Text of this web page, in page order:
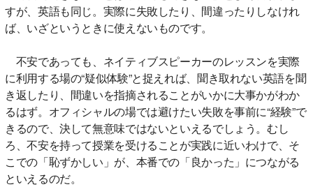
すが、英語も同じ。実際に失敗したり、間違ったりしなけれ
ば、いざというときに使えないものです。
不安であっても、ネイティブスピーカーのレッスンを実際
に利用する場の“疑似体験”と捉えれば、聞き取れない英語を聞
き返したり、間違いを指摘されることがいかに大事かがわか
るはず。オフィシャルの場では避けたい失敗を事前に“経験”で
きるので、決して無意味ではないといえるでしょう。むし
ろ、不安を持って授業を受けることが実践に近いわけで、そ
こでの「恥ずかしい」が、本番での「良かった」につながる
といえるのだ。